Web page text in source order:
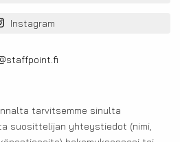
Instagram
tarvitsemme sinulta
suosittelijan yhteystiedot (nimi,